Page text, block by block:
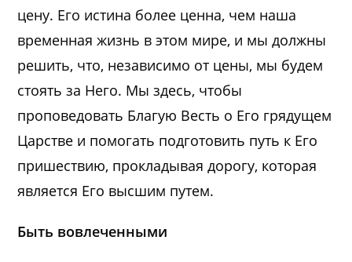
цену. Его истина более ценна, чем наша
временная жизнь в этом мире, и мы должны
решить, что, независимо от цены, мы будем
стоять за Него. Мы здесь, чтобы
проповедовать Благую Весть о Его грядущем
Царстве и помогать подготовить путь к Его
пришествию, прокладывая дорогу, которая
является Его высшим путем.
Быть вовлеченными